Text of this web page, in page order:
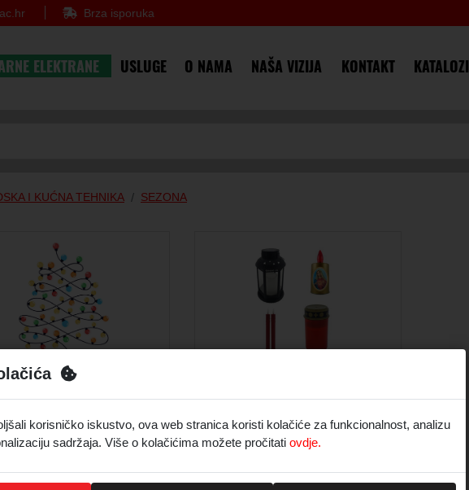
Brza isporuka
ELEKTRANE USLUGE O NAMA NAŠA VIZIJA KONTAKT KATALOZI
I KUĆNA TEHNIKA SEZONA
26 proizvoda
korisničko iskustvo, ova web stranica koristi kolačiće za funkcionalnost, analizu
sadržaja. Više o kolačićima možete pročitati ovdje.